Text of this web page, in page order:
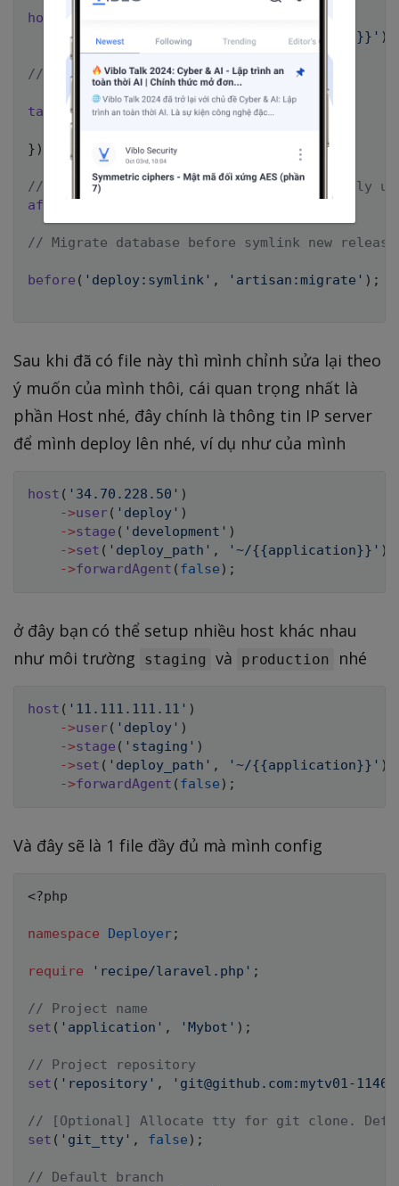
host
->
set('deploy_path' '~/{{application}}' )
// Tasks
task 'build', function () {
run
} )
// [Optional] if deploy fails automatically
after
// Migrate database before symlink new
before ( 'deploy:symlink' , 'artisan:migrate' ) ;
Sau khi đã có file này thì mình chỉnh sửa lại theo
ý muốn của mình thôi, cái quan trọng nhất là
phần Host nhé, đây chính là thông tin IP server
để mình deploy lên nhé, ví dụ như của mình
host ( '34.70.228.50' )
->user( 'deploy' )
->stage ( 'development' )
->set ( 'deploy_path' , '~/{{application}}' )
->forwardAgent ( false ) ;
ở đây bạn có thể setup nhiều host khác nhau
như môi trường
staging và production nhé
host ( '11.111.111.11' )
->user( 'deploy' )
->stage ( 'staging' )
->set ( 'deploy_path' , '~/{{application}}' )
->forwardAgent ( false ) ;
Và đây sẽ là 1 file đầy đủ mà mình config
<?php
namespace Deployer;
require 'recipe/laravel.php' ;
// Project name
set ( 'application' , 'Mybot' ) ;
// Project repository
set ( 'repository' , 'git@github.com:mytv01-
// [Optional] Allocate tty for git clone.
set ( 'git_tty' , false ) ;
// Default branch